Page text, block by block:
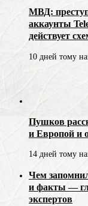
МВД:
аккаунты
действует
10 дней тому
Пушков
и Европой и
14 дней тому
Чем
и факты —
экспертов